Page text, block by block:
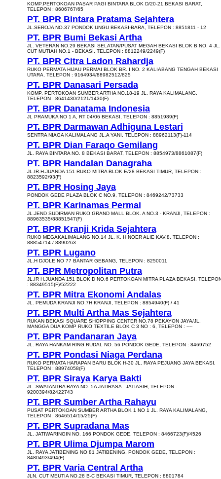
KOMP.PERTOKOAN PASAR PAGI BINTARA BLOK D/20-21,BEKASI BARAT,
TELEPON : 8606767/65
PT. BPR Bintara Pratama Sejahtera
JL.SEROJA NO.37 PONDOK UNGU BEKASI-BARA, TELEPON : 8851811 - 12
PT. BPR Bumi Bekasi Artha
JL. VETERAN NO.29 BEKASI SELATAN/PUSAT MEGAH BEKASI BLOK B NO. 4 JL.
CUT MUTIAH NO.1 - BEKASI, TELEPON : 8812249/2249(F)
PT. BPR Citra Ladon Rahardja
RUKO PERMATA HIJAU PERMAI BLOK BR. I NO. 2 KALIABANG TENGAH BEKASI
UTARA, TELEPON : 9164934/88982512/825
PT. BPR Danasari Persada
KOMP. PERTOKOAN SUMBER ARTHA NO.18-19 JL. RAYA KALIMALANG,
TELEPON : 8641430/2121/1430(F)
PT. BPR Danatama Indonesia
JL PRAMUKA NO 1 A, RT 04/06 BEKASI, TELEPON : 8851989(F)
PT. BPR Darmawan Adhiguna Lestari
SENTRA NIAGA KALIMALANG JL.A YANI, TELEPON : 88962113(F)-114
PT. BPR Dian Faraqo Gemilang
JL. RAYA BINTARA NO. 8 BEKASI BARAT, TELEPON : 8854973/8861087(F)
PT. BPR Handalan Danagraha
JL.IR.H.JUANDA 151 RUKO MITRA BLOK E/28 BEKASI TIMUR, TELEPON :
8823592/93(F)
PT. BPR Hosing Jaya
PONDOK GEDE PLAZA BLOK C NO.9, TELEPON : 8469242/73733
PT. BPR Karinamas Permai
JL.JEND SUDIRMAN RUKO GRAND MALL BLOK. A NO.3 - KRANJI, TELEPON :
88963535/88851547(F)
PT. BPR Kranji Krida Sejahtera
RUKO MEGAKALIMALANG NO.14 JL. K. H NOER ALIE KAV.8, TELEPON :
88854714 / 8890263
PT. BPR Lugano
JL.H DJOLE NO 77 BANTAR GEBANG, TELEPON : 8250011
PT. BPR Metropolitan Putra
JL.IR H.JUANDA 151 BLOK D NO.6 PERTOKOAN MITRA PLAZA BEKASI,
: 88349515(F)/52222
PT. BPR Mitra Ekonomi Andalas
JL. PEMUDA KRANJI NO.7H KRANJI, TELEPON : 8854940(F) / 41
PT. BPR Multi Artha Mas Sejahtera
RUKAN BEKASI SQUARE SHOPPING CENTER NO.78 PEKAYON JAYA/JL.
MANGGA DUA KOMP RUKO TEXTILE BLOK C 3 NO : 6, TELEPON : ----
PT. BPR Pandanaran Jaya
JL. RAYA HANKAM RING RUDAL NO. 56 PONDOK GEDE, TELEPON : 8469752
PT. BPR Pondasi Niaga Perdana
RUKO PERMATA HARAPAN BARU BLOK H-30 JL. RAYA PEJUANG JAYA BEKASI,
TELEPON : 88974058(F)
PT. BPR Siraya Karya Bakti
JL. SWATANTRA RAYA NO. 5A JATIRASA - JATIASIH, TELEPON :
9200394/82422743
PT. BPR Sumber Artha Rahayu
PUSAT PERTOKOAN SUMBER ARTHA BLOK 1 NO 1 JL. RAYA KALIMALANG,
TELEPON : 8646514/15/25(F)
PT. BPR Supradana Mas
JL. JATIWARINGIN NO. 166 PONDOK GEDE, TELEPON : 8466723(F)/4526
PT. BPR Ulima Djumpa Marom
JL. RAYA JATIBENING NO 81 JATIBENING, PONDOK GEDE, TELEPON :
8480493/494(F)
PT. BPR Varia Central Artha
JLN. CUT MEUTIA NO.28 B-C BEKASI TIMUR, TELEPON : 8801784